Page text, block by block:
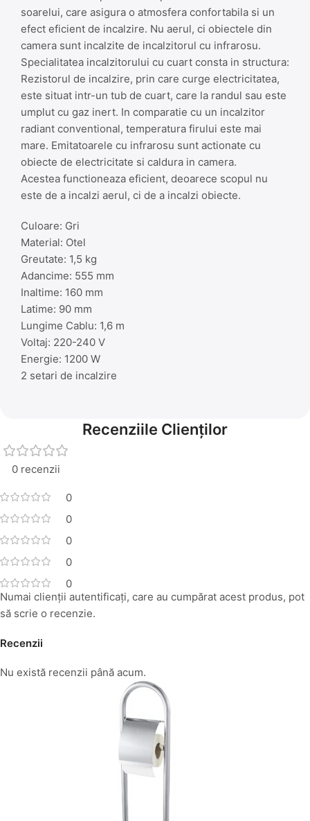
soarelui, care asigura o atmosfera confortabila si un
efect eficient de incalzire. Nu aerul, ci obiectele din
camera sunt incalzite de incalzitorul cu infrarosu.
Specialitatea incalzitorului cu cuart consta in structura:
Rezistorul de incalzire, prin care curge electricitatea,
este situat intr-un tub de cuart, care la randul sau este
umplut cu gaz inert. In comparatie cu un incalzitor
radiant conventional, temperatura firului este mai
mare. Emitatoarele cu infrarosu sunt actionate cu
obiecte de electricitate si caldura in camera.
Acestea functioneaza eficient, deoarece scopul nu
este de a incalzi aerul, ci de a incalzi obiecte.
Culoare: Gri
Material: Otel
Greutate: 1,5 kg
Adancime: 555 mm
Inaltime: 160 mm
Latime: 90 mm
Lungime Cablu: 1,6 m
Voltaj: 220-240 V
Energie: 1200 W
2 setari de incalzire
Recenziile Clienților
0 recenzii
0
0
0
0
0
Recenzii
Nu există recenzii până acum.
Numai clienții autentificați, care au cumpărat acest produs, pot
să scrie o recenzie.